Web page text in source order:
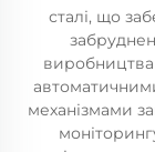
сталі, що
механізмами